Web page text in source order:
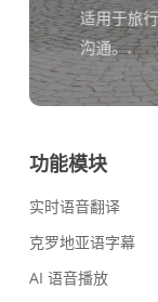
适用于旅
沟通。.
功能模块
实时语音翻译
克罗地亚语字幕
AI 语音播放